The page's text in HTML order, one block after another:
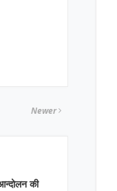
Newer
की